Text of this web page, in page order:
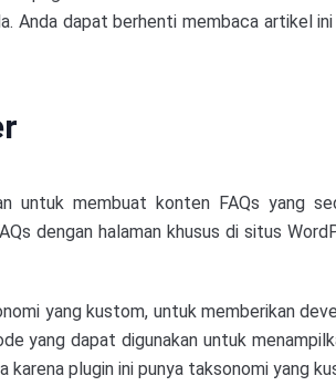
Anda dapat berhenti membaca artikel
untuk membuat konten FAQs yang
dengan halaman khusus di situs
yang kustom, untuk memberikan
yang dapat digunakan untuk
plugin ini punya taksonomi yang